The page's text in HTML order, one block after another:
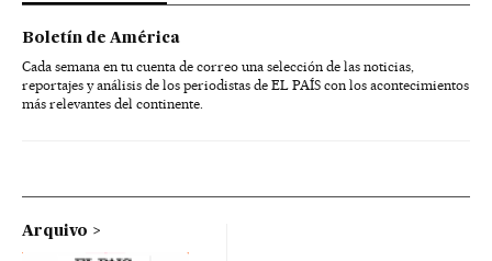
Boletín de América
Cada semana en tu cuenta de correo una selección de las noticias,
reportajes y análisis de los periodistas de EL PAÍS con los acontecimientos
más relevantes del continente.
Arquivo